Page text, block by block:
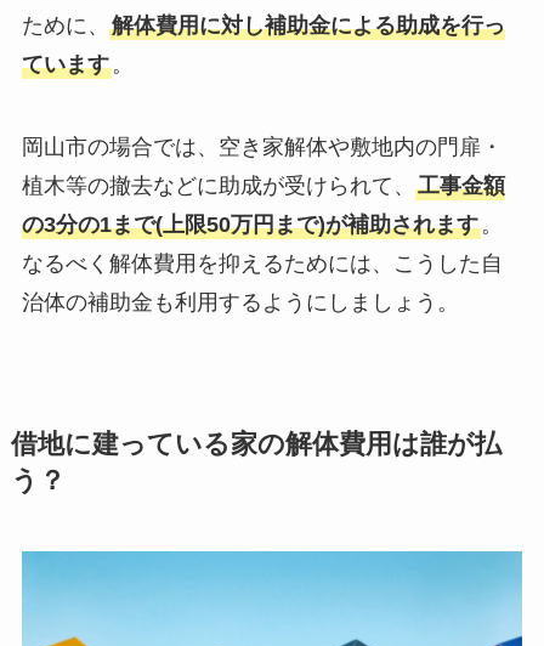
ために、 解体費用に対し補助金による助成を行っ
ています。
岡山市の場合では、空き家解体や敷地内の門扉・
植木等の撤去などに助成が受けられて、 工事金額
の3分の1まで(上限50万円まで)が補助されます。
なるべく解体費用を抑えるためには、こうした自
治体の補助金も利用するようにしましょう。
借地に建っている家の解体費用は誰が払
う？